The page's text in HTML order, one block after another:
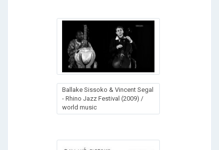
Ballake Sissoko & Vincent Segal
- Rhino Jazz Festival (2009) /
world music